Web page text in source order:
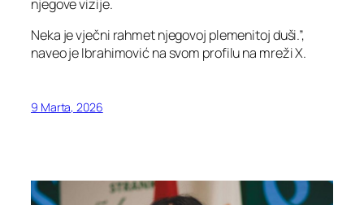
njegove vizije.
Neka je vječni rahmet njegovoj plemenitoj duši.”,
naveo je Ibrahimović na svom profilu na mreži X.
9 Marta, 2026